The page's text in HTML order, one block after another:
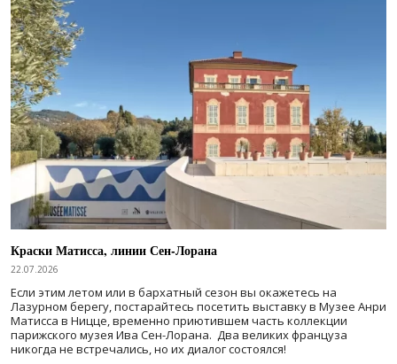
Краски Матисса, линии Сен-Лорана
22.07.2026
Если этим летом или в бархатный сезон вы окажетесь на
Лазурном берегу, постарайтесь посетить выставку в Музее Анри
Матисса в Ницце, временно приютившем часть коллекции
парижского музея Ива Сен-Лорана. Два великих француза
никогда не встречались, но их диалог состоялся!